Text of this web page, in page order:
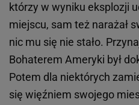
którzy w wyniku eksplozji
miejscu, sam też narażał
nic mu się nie stało.
Bohaterem Ameryki był
Potem dla niektórych
się więźniem swojego